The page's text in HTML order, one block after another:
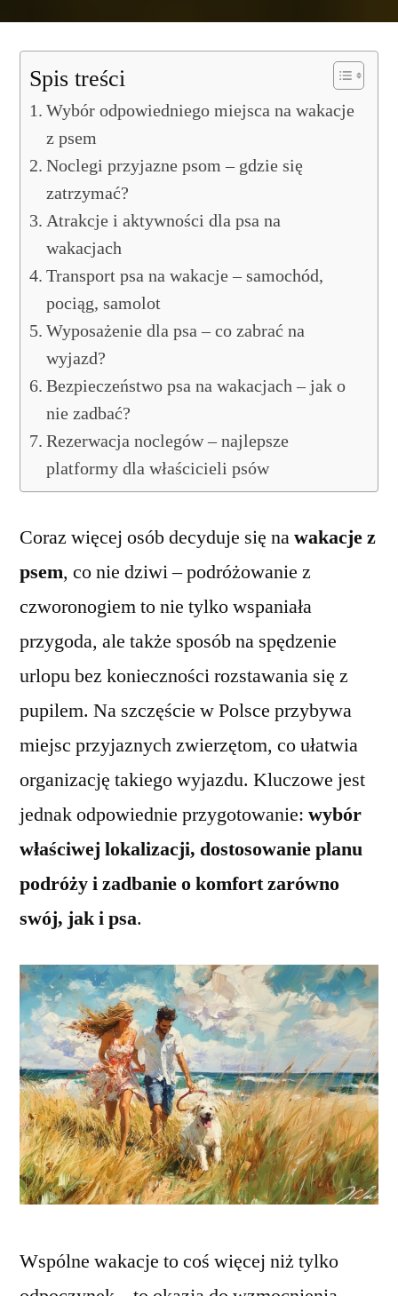
Spis treści
Wybór odpowiedniego miejsca na wakacje
z psem
Noclegi przyjazne psom – gdzie się
zatrzymać?
Atrakcje i aktywności dla psa na
wakacjach
Transport psa na wakacje – samochód,
pociąg, samolot
Wyposażenie dla psa – co zabrać na
wyjazd?
Bezpieczeństwo psa na wakacjach – jak o
nie zadbać?
Rezerwacja noclegów – najlepsze
platformy dla właścicieli psów
Coraz więcej osób decyduje się nawakacje z
psem, co nie dziwi – podróżowanie z
czworonogiem to nie tylko wspaniała
przygoda, ale także sposób na spędzenie
urlopu bez konieczności rozstawania się z
pupilem. Na szczęście w Polsce przybywa
miejsc przyjaznych zwierzętom, co ułatwia
organizację takiego wyjazdu. Kluczowe jest
jednak odpowiednie przygotowanie: wybór
właściwej lokalizacji, dostosowanie planu
podróży i zadbanie o komfort zarówno
swój, jak i psa.
Wspólne wakacje to coś więcej niż tylko